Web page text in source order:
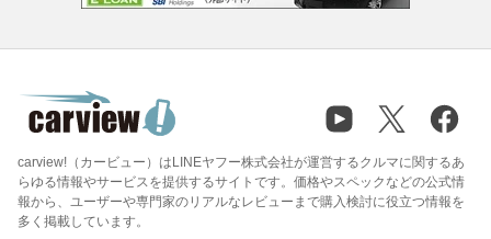
carview!（カービュー）はLINEヤフー株式会社が運営するクルマに関するあ
らゆる情報やサービスを提供するサイトです。価格やスペックなどの公式情
報から、ユーザーや専門家のリアルなレビューまで購入検討に役立つ情報を
多く掲載しています。